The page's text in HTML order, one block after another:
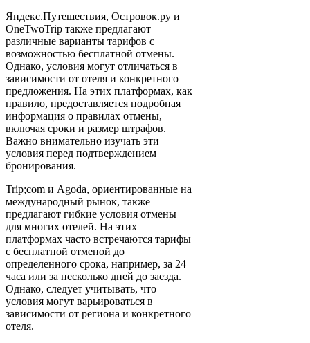
Яндекс.Путешествия, Островок.ру и
OneTwoTrip также предлагают
различные варианты тарифов с
возможностью бесплатной отмены.
Однако, условия могут отличаться в
зависимости от отеля и конкретного
предложения. На этих платформах, как
правило, предоставляется подробная
информация о правилах отмены,
включая сроки и размер штрафов.
Важно внимательно изучать эти
условия перед подтверждением
бронирования.
Trip;com и Agoda, ориентированные на
международный рынок, также
предлагают гибкие условия отмены
для многих отелей. На этих
платформах часто встречаются тарифы
с бесплатной отменой до
определенного срока, например, за 24
часа или за несколько дней до заезда.
Однако, следует учитывать, что
условия могут варьироваться в
зависимости от региона и конкретного
отеля.